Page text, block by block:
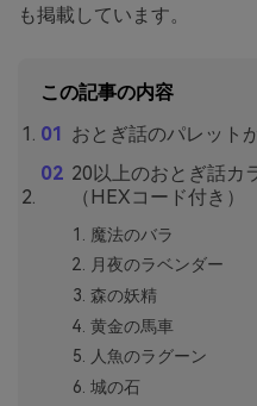
も掲載しています。
この記事の内容
おとぎ話のパレット
20以上のおとぎ話カ
（HEXコード付き）
魔法のバラ
月夜のラベンダー
森の妖精
黄金の馬車
人魚のラグーン
城の石